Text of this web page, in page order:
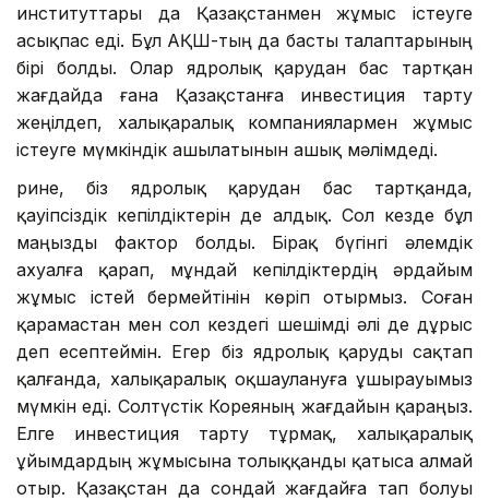
институттары да Қазақстанмен жұмыс істеуге
асықпас еді. Бұл АҚШ-тың да басты талаптарының
бірі болды. Олар ядролық қарудан бас тартқан
жағдайда ғана Қазақстанға инвестиция тарту
жеңілдеп, халықаралық компаниялармен жұмыс
істеуге мүмкіндік ашылатынын ашық мәлімдеді.
Әрине, біз ядролық қарудан бас тартқанда,
қауіпсіздік кепілдіктерін де алдық. Сол кезде бұл
маңызды фактор болды. Бірақ бүгінгі әлемдік
ахуалға қарап, мұндай кепілдіктердің әрдайым
жұмыс істей бермейтінін көріп отырмыз. Соған
қарамастан мен сол кездегі шешімді әлі де дұрыс
деп есептеймін. Егер біз ядролық қаруды сақтап
қалғанда, халықаралық оқшаулануға ұшырауымыз
мүмкін еді. Солтүстік Кореяның жағдайын қараңыз.
Елге инвестиция тарту тұрмақ, халықаралық
ұйымдардың жұмысына толыққанды қатыса алмай
отыр. Қазақстан да сондай жағдайға тап болуы